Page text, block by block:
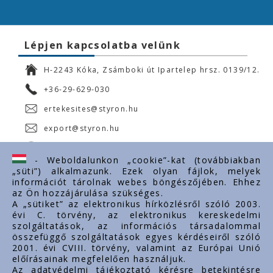
Lépjen kapcsolatba velünk
H-2243 Kóka, Zsámboki út Ipartelep hrsz. 0139/12.
+36-29-629-030
ertekesites@styron.hu
export@styron.hu
Fontos linkek
Rólunk
Dokumentumok
Kapcsolat
Karrier
- Weboldalunkon „cookie”-kat (továbbiakban
„süti”) alkalmazunk. Ezek olyan fájlok, melyek
információt tárolnak webes böngészőjében. Ehhez
az Ön hozzájárulása szükséges.
A „sütiket” az elektronikus hírközlésről szóló 2003.
évi C. törvény, az elektronikus kereskedelmi
szolgáltatások, az információs társadalommal
összefüggő szolgáltatások egyes kérdéseiről szóló
2001. évi CVIII. törvény, valamint az Európai Unió
előírásainak megfelelően használjuk.
Az adatvédelmi tájékoztató kérésre betekintésre